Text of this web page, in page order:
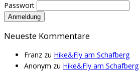
Passwort
Neueste Kommentare
Franz zu Hike&Fly am Schafberg
Anonym zu Hike&Fly am Schafberg